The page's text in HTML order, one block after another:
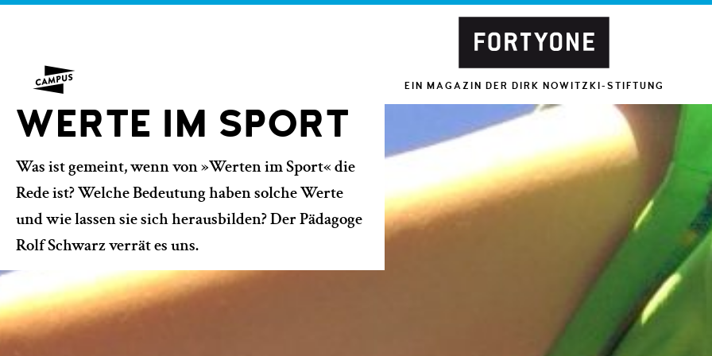
EIN MAGAZIN DER DIRK NOWITZKI-STIFTUNG
WERTE IM SPORT
Was ist gemeint, wenn von »Werten im Sport« die
Rede ist? Welche Bedeutung haben solche Werte
und wie lassen sie sich herausbilden? Der Pädagoge
Rolf Schwarz verrät es uns.